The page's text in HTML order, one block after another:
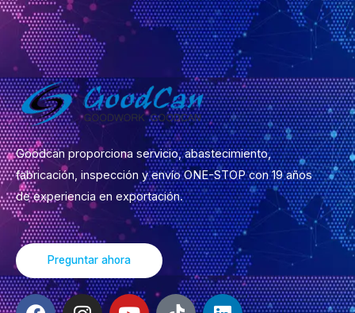
Goodcan proporciona servicio, abastecimiento,
fabricación, inspección y envío ONE-STOP con 19 años
de experiencia en exportación.
Preguntar ahora
F
I
Y
t
L